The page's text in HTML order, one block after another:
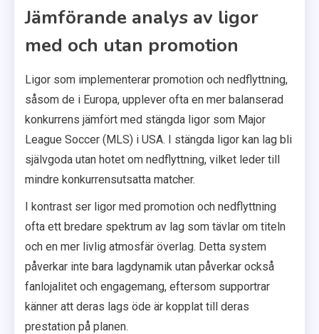
Jämförande analys av ligor
med och utan promotion
Ligor som implementerar promotion och nedflyttning,
såsom de i Europa, upplever ofta en mer balanserad
konkurrens jämfört med stängda ligor som Major
League Soccer (MLS) i USA. I stängda ligor kan lag bli
självgoda utan hotet om nedflyttning, vilket leder till
mindre konkurrensutsatta matcher.
I kontrast ser ligor med promotion och nedflyttning
ofta ett bredare spektrum av lag som tävlar om titeln
och en mer livlig atmosfär överlag. Detta system
påverkar inte bara lagdynamik utan påverkar också
fanlojalitet och engagemang, eftersom supportrar
känner att deras lags öde är kopplat till deras
prestation på planen.